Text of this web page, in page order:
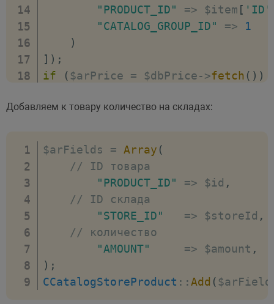
"PRODUCT_ID"
=> $item [ 'ID'
"CATALOG_GROUP_ID"
=>
1
)
] ) ;
if
( $arPrice = $dbPrice->fetch ( ) )
    $result
=
}
else
        echo
"Ошибка обновления
else
{
// если цены нет, то добавляем
    $result
=
$result isSuccess() )
{
        echo
}
else
{
Добавляем к товару количество на складах:
$arFields = Array (
// ID товара
"PRODUCT_ID"
=> $id ,
// ID склада
"STORE_ID"
=> $storeId ,
// количество
"AMOUNT"
=> $amount ,
) ;
CCatalogStoreProduct : :Add (